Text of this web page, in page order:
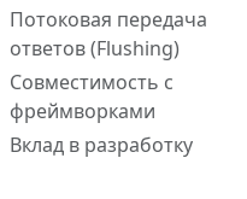
Потоковая передача
ответов (Flushing)
Совместимость с
фреймворками
Вклад в разработку